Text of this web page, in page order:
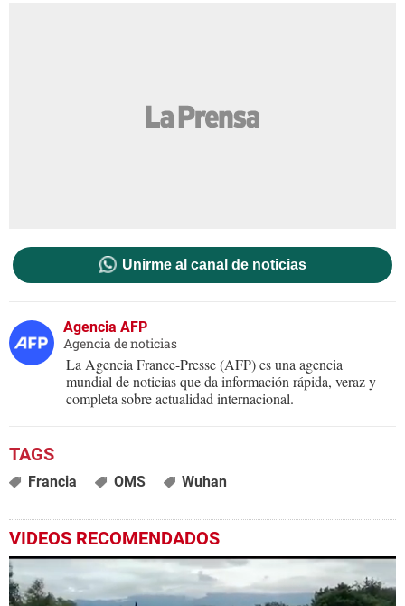
Unirme al canal de noticias
Agencia AFP
Agencia de noticias
La Agencia France-Presse (AFP) es una agencia
mundial de noticias que da información rápida, veraz y
completa sobre actualidad internacional.
Francia OMS Wuhan
VIDEOS RECOMENDADOS